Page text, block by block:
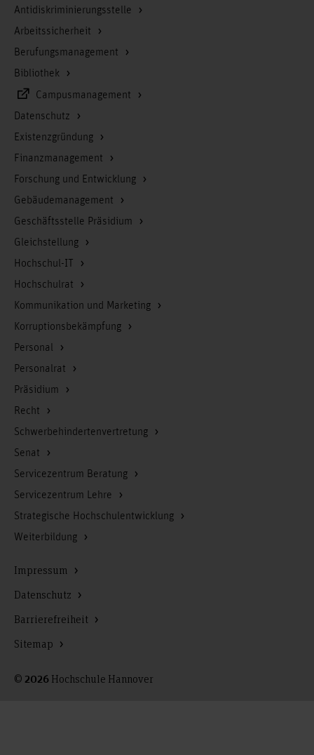
Antidiskriminierungsstelle
Arbeitssicherheit
Berufungsmanagement
Bibliothek
Campusmanagement
Datenschutz
Existenzgründung
Finanzmanagement
Forschung und Entwicklung
Gebäudemanagement
Geschäftsstelle Präsidium
Gleichstellung
Hochschul-IT
Hochschulrat
Kommunikation und Marketing
Korruptionsbekämpfung
Personal
Personalrat
Präsidium
Recht
Schwerbehindertenvertretung
Senat
Servicezentrum Beratung
Servicezentrum Lehre
Strategische Hochschulentwicklung
Weiterbildung
© 2026 Hochschule Hannover
Impressum
Datenschutz
Barrierefreiheit
Sitemap